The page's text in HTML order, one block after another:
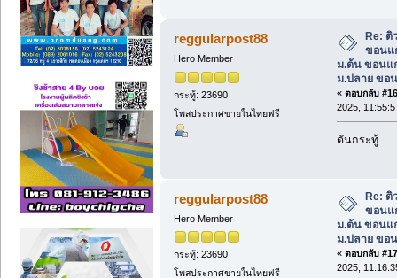
reggularpost88
Hero Member
กระทู้: 23690
โพสประกาศขายในไทยฟรี
Re:
ขอนแ
ม.ต้น ขอนแ
ม.ปลาย ขอ
« ตอบกลับ
2025,
ดันกระทู้
reggularpost88
Hero Member
กระทู้: 23690
โพสประกาศขายในไทยฟรี
Re: ติ
ขอนแ
ม.ต้น ขอนแ
ม.ปลาย ขอ
« ตอบกลับ
2025,